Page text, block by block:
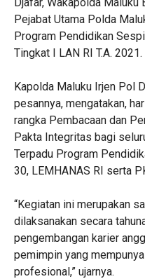
Pejabat Utama Polda
Program Pendidikan
Tingkat I LAN RI T.A. 2021.
Kapolda Maluku Irjen Pol
pesannya, mengatakan,
rangka Pembacaan dan
Pakta Integritas bagi
Terpadu Program
30, LEMHANAS RI serta
“Kegiatan ini merupakan
dilaksanakan secara
pengembangan karier
pemimpin yang
profesional,” ujarnya.